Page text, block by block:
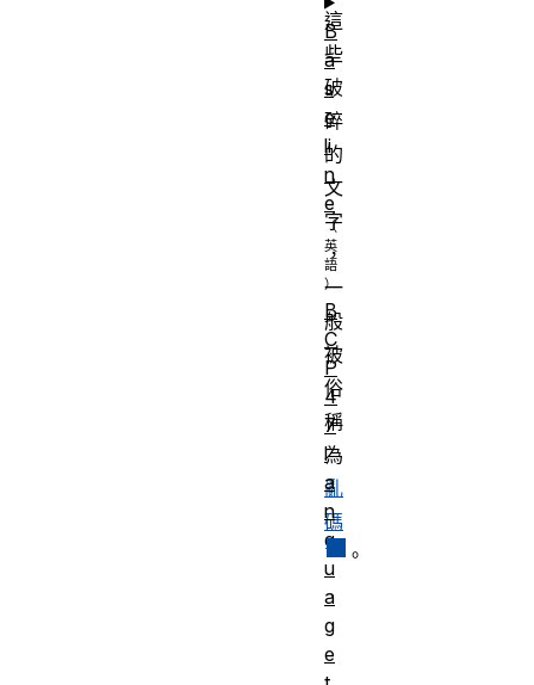
這
些
破
碎
的
文
字
，
一
般
被
俗
稱
為
亂
碼
。
B
a
s
e
li
n
e
B
C
P
4
7
l
a
n
g
u
a
g
e